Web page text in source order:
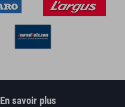
En savoir plus